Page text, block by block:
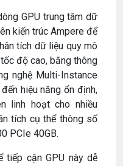
GPU trung tâm dữ
kiến trúc Ampere để
tích dữ liệu quy mô
độ cao, băng thông
nghệ Multi-Instance
hiệu năng ổn định,
linh hoạt cho nhiều
tích cụ thể thông số
PCIe 40GB.
tiếp cận GPU này dễ